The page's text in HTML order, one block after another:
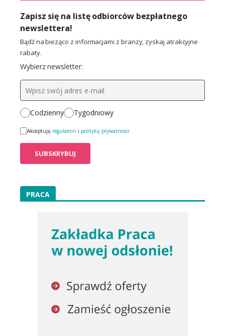
Zapisz się na listę odbiorców bezpłatnego
newslettera!
Bądź na bieżąco z informacjami z branży, zyskaj atrakcyjne
rabaty.
Wybierz newsletter:
Codzienny Tygodniowy
Akceptuję regulamin i politykę prywatności
PRACA